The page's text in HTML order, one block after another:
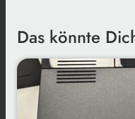
Das könnte